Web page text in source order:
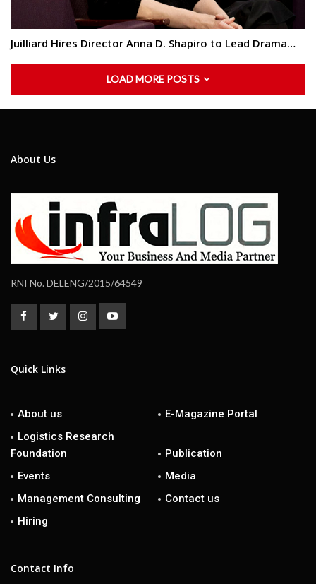
Juilliard Hires Director Anna D. Shapiro to Lead Drama…
LOAD MORE POSTS
About Us
RNI No. DELENG/2015/64549
Quick Links
About us
E-Magazine Portal
Logistics Research
Foundation
Publication
Events
Media
Management Consulting
Contact us
Hiring
Contact Info